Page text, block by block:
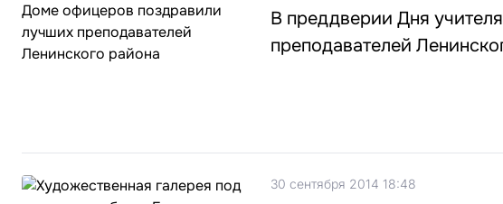
В преддверии Дня
преподавателей
30 сентября 2014 18:48